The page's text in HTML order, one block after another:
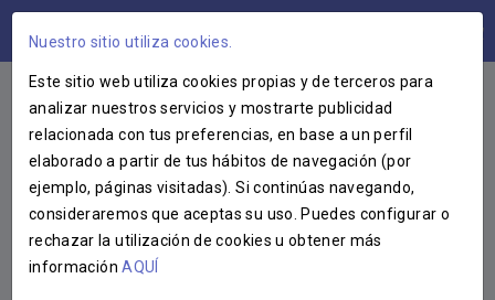
CRÓNICA
PRESENTADO EL CARTEL DE
LA SEMANA SANTA DE SAN
FERNANDO 2026
Nuestro sitio utiliza cookies.
Este sitio web utiliza cookies propias y de terceros para
analizar nuestros servicios y mostrarte publicidad
relacionada con tus preferencias, en base a un perfil
elaborado a partir de tus hábitos de navegación (por
ejemplo, páginas visitadas). Si continúas navegando,
consideraremos que aceptas su uso. Puedes configurar o
rechazar la utilización de cookies u obtener más
informaciónAQUÍ